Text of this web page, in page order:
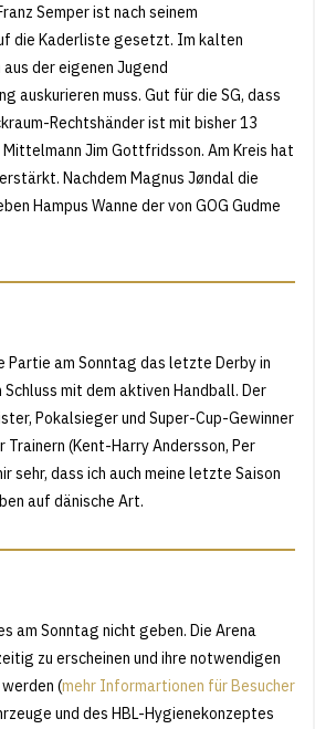
Semper ist nach seinem
die Kaderliste gesetzt. Im kalten
der eigenen Jugend
auskurieren muss. Gut für die SG, dass
Rechtshänder ist mit bisher 13
Jim Gottfridsson. Am Kreis hat
Nachdem Magnus Jøndal die
Hampus Wanne der von GOG Gudme
Partie am Sonntag das letzte Derby in
mit dem aktiven Handball. Der
Pokalsieger und Super-Cup-Gewinner
(Kent-Harry Andersson, Per
sehr, dass ich auch meine letzte Saison
auf dänische Art.
am Sonntag nicht geben. Die Arena
zu erscheinen und ihre notwendigen
(mehr Informartionen für Besucher
und des HBL-Hygienekonzeptes